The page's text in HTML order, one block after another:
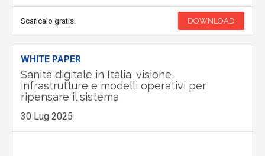
Scaricalo gratis! DOWNLOAD
WHITE PAPER
Sanità digitale in Italia: visione,
infrastrutture e modelli operativi per
ripensare il sistema
30 Lug 2025